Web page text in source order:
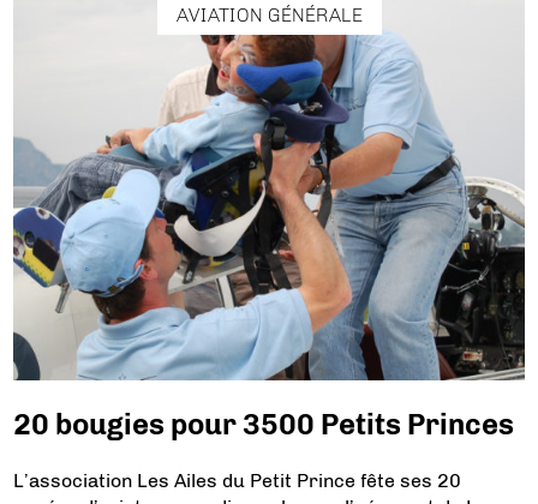
AVIATION GÉNÉRALE
20 bougies pour 3500 Petits Princes
L’association Les Ailes du Petit Prince fête ses 20